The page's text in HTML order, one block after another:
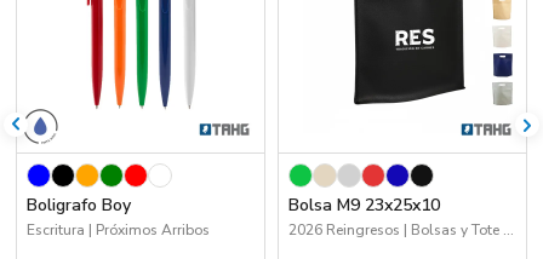
Boligrafo Boy
Escritura | Próximos Arribos
Bolsa M9 23x25x10
2026 Reingresos | Bolsas y Tote Bags